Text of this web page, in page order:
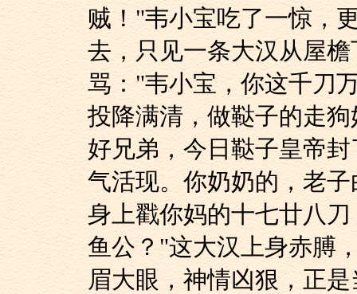
贼！"韦小宝吃了一惊，
去，只见一条大汉从屋
骂："韦小宝，你这千刀
投降满清，做鞑子的走
好兄弟，今日鞑子皇帝
气活现。你奶奶的，老
身上戳你妈的十七廿八
鱼公？"这大汉上身赤膊
眉大眼，神情凶狠，正